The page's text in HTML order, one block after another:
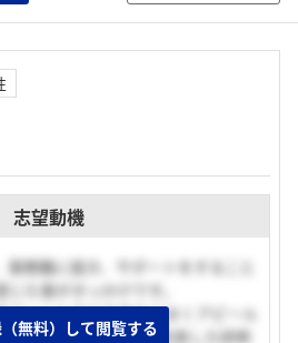
志望動機
務職に就き、サポートをすること
じた事がきっかけです。
いつも自分自身をうまくアピール
御社には180時間もの充実した研修
無料）して閲覧する